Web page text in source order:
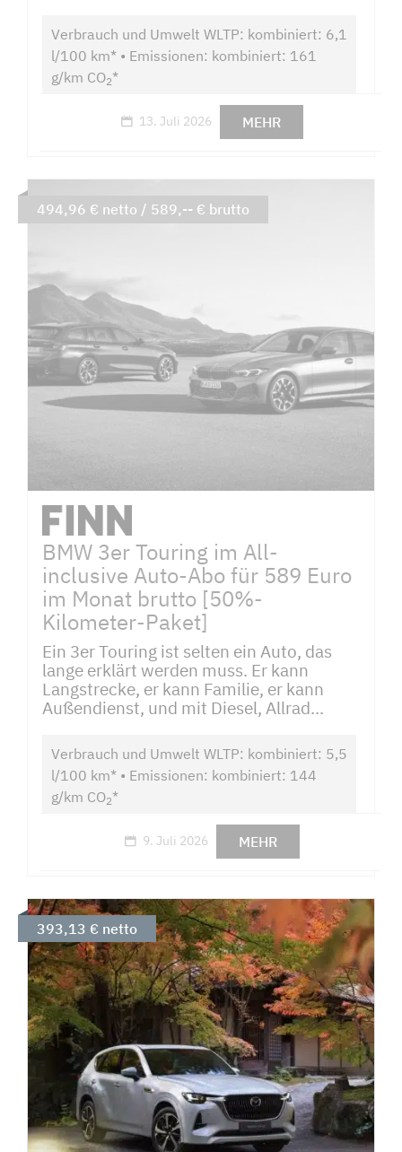
Verbrauch und Umwelt WLTP: kombiniert: 6,1
l/100 km* • Emissionen: kombiniert: 161
g/km CO2*
13. Juli 2026 MEHR
BMW 3er Touring im All-
inclusive Auto-Abo für 589 Euro
im Monat brutto [50%-
Kilometer-Paket]
Ein 3er Touring ist selten ein Auto, das
lange erklärt werden muss. Er kann
Langstrecke, er kann Familie, er kann
Außendienst, und mit Diesel, Allrad...
Verbrauch und Umwelt WLTP: kombiniert: 5,5
l/100 km* • Emissionen: kombiniert: 144
g/km CO2*
9. Juli 2026 MEHR
494,96 € netto / 589,-- € brutto
393,13 € netto